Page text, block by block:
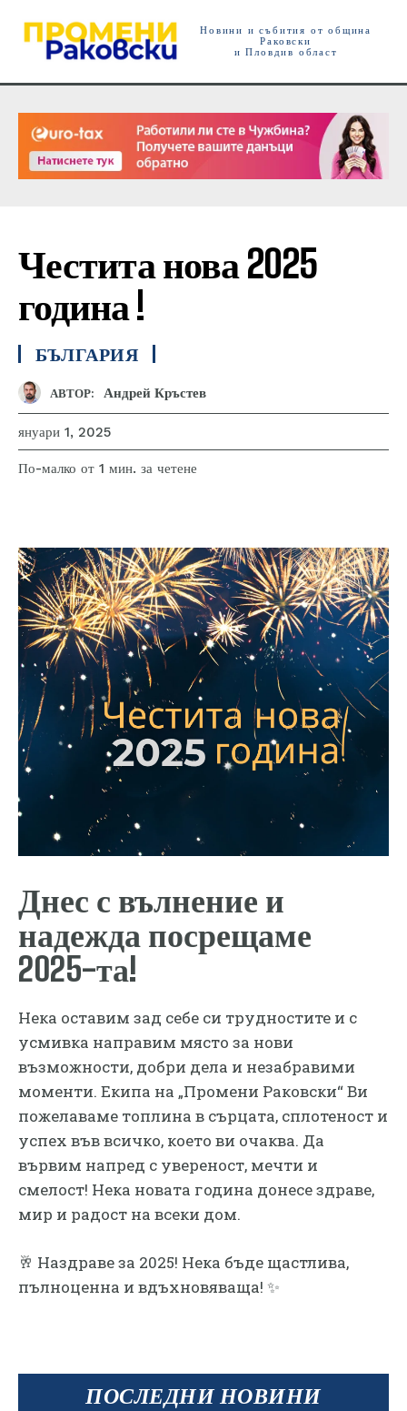
Новини и събития от община
Раковски
и Пловдив област
ПОСЛЕДНИ НОВИНИ
Честита нова 2025
година !
БЪЛГАРИЯ
АВТОР: Андрей Кръстев
януари 1, 2025
По-малко от 1 мин. за четене
Днес с вълнение и
надежда посрещаме
2025-та!
Нека оставим зад себе си трудностите и с
усмивка направим място за нови
възможности, добри дела и незабравими
моменти. Екипа на „Промени Раковски“ Ви
пожелаваме топлина в сърцата, сплотеност и
успех във всичко, което ви очаква. Да
вървим напред с увереност, мечти и
смелост! Нека новата година донесе здраве,
мир и радост на всеки дом.
🥂 Наздраве за 2025! Нека бъде щастлива,
пълноценна и вдъхновяваща! ✨